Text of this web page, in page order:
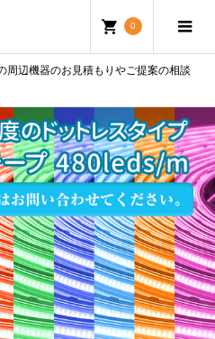
0
周辺機器のお見積もりやご提案の相談